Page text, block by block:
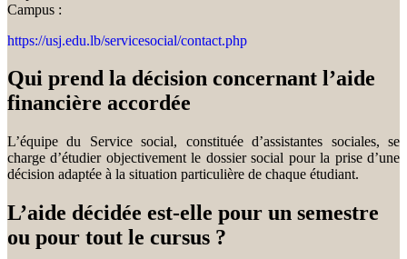
Campus :
https://usj.edu.lb/servicesocial/contact.php
Qui prend la décision concernant l’aide
financière accordée
L’équipe du Service social, constituée d’assistantes sociales, se
charge d’étudier objectivement le dossier social pour la prise d’une
décision adaptée à la situation particulière de chaque étudiant.
L’aide décidée est-elle pour un semestre
ou pour tout le cursus ?